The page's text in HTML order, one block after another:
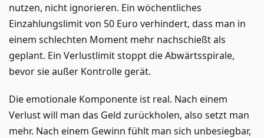
nutzen, nicht ignorieren. Ein wöchentliches
Einzahlungslimit von 50 Euro verhindert, dass man in
einem schlechten Moment mehr nachschießt als
geplant. Ein Verlustlimit stoppt die Abwärtsspirale,
bevor sie außer Kontrolle gerät.
Die emotionale Komponente ist real. Nach einem
Verlust will man das Geld zurückholen, also setzt man
mehr. Nach einem Gewinn fühlt man sich unbesiegbar,